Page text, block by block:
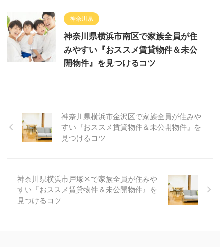
神奈川県
神奈川県横浜市南区で家族全員が住
みやすい『おススメ賃貸物件＆未公
開物件』を見つけるコツ
神奈川県横浜市金沢区で家族全員が住みや
すい『おススメ賃貸物件＆未公開物件』を
見つけるコツ
神奈川県横浜市戸塚区で家族全員が住みや
すい『おススメ賃貸物件＆未公開物件』を
見つけるコツ